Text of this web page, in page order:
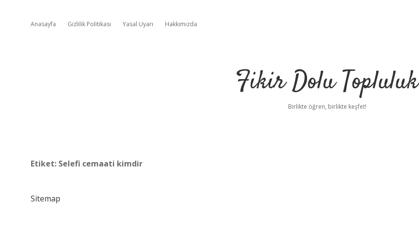
Anasayfa Gizlilik Politikası Yasal Uyarı Hakkımızda
Fikir Dolu Topluluk
Birlikte öğren, birlikte keşfet!
Etiket: Selefi cemaati kimdir
Sitemap